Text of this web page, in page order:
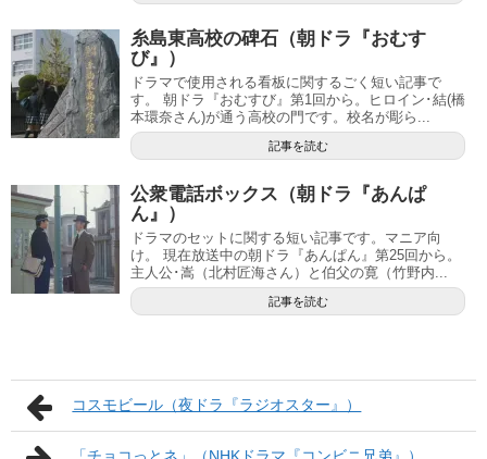
糸島東高校の碑石（朝ドラ『おむす
び』）
ドラマで使用される看板に関するごく短い記事で
す。 朝ドラ『おむすび』第1回から。ヒロイン･結(橋
本環奈さん)が通う高校の門です。校名が彫ら...
記事を読む
公衆電話ボックス（朝ドラ『あんぱ
ん』）
ドラマのセットに関する短い記事です。マニア向
け。 現在放送中の朝ドラ『あんぱん』第25回から。
主人公･嵩（北村匠海さん）と伯父の寛（竹野内...
記事を読む
コスモビール（夜ドラ『ラジオスター』）